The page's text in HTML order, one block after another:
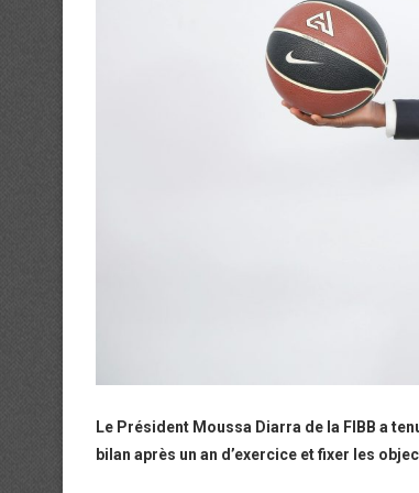
Le Président Moussa Diarra de la FIBB a
bilan après un an d’exercice et fixer les